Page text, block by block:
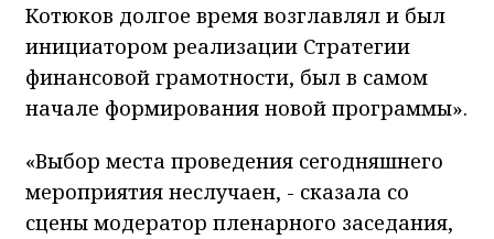
Котюков долгое время возглавлял и был
инициатором реализации Стратегии
финансовой грамотности, был в самом
начале формирования новой программы».
«Выбор места проведения сегодняшнего
мероприятия неслучаен, - сказала со
сцены модератор пленарного заседания,